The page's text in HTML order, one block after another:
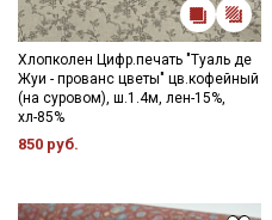
Хлопколен Цифр.печать "Туаль де
Жуи - прованс цветы" цв.кофейный
(на суровом), ш.1.4м, лен-15%,
хл-85%
850 руб.